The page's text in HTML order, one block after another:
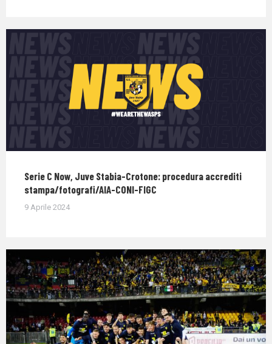
Serie C Now, Juve Stabia-Crotone: procedura accrediti
stampa/fotografi/AIA-CONI-FIGC
9 Aprile 2024